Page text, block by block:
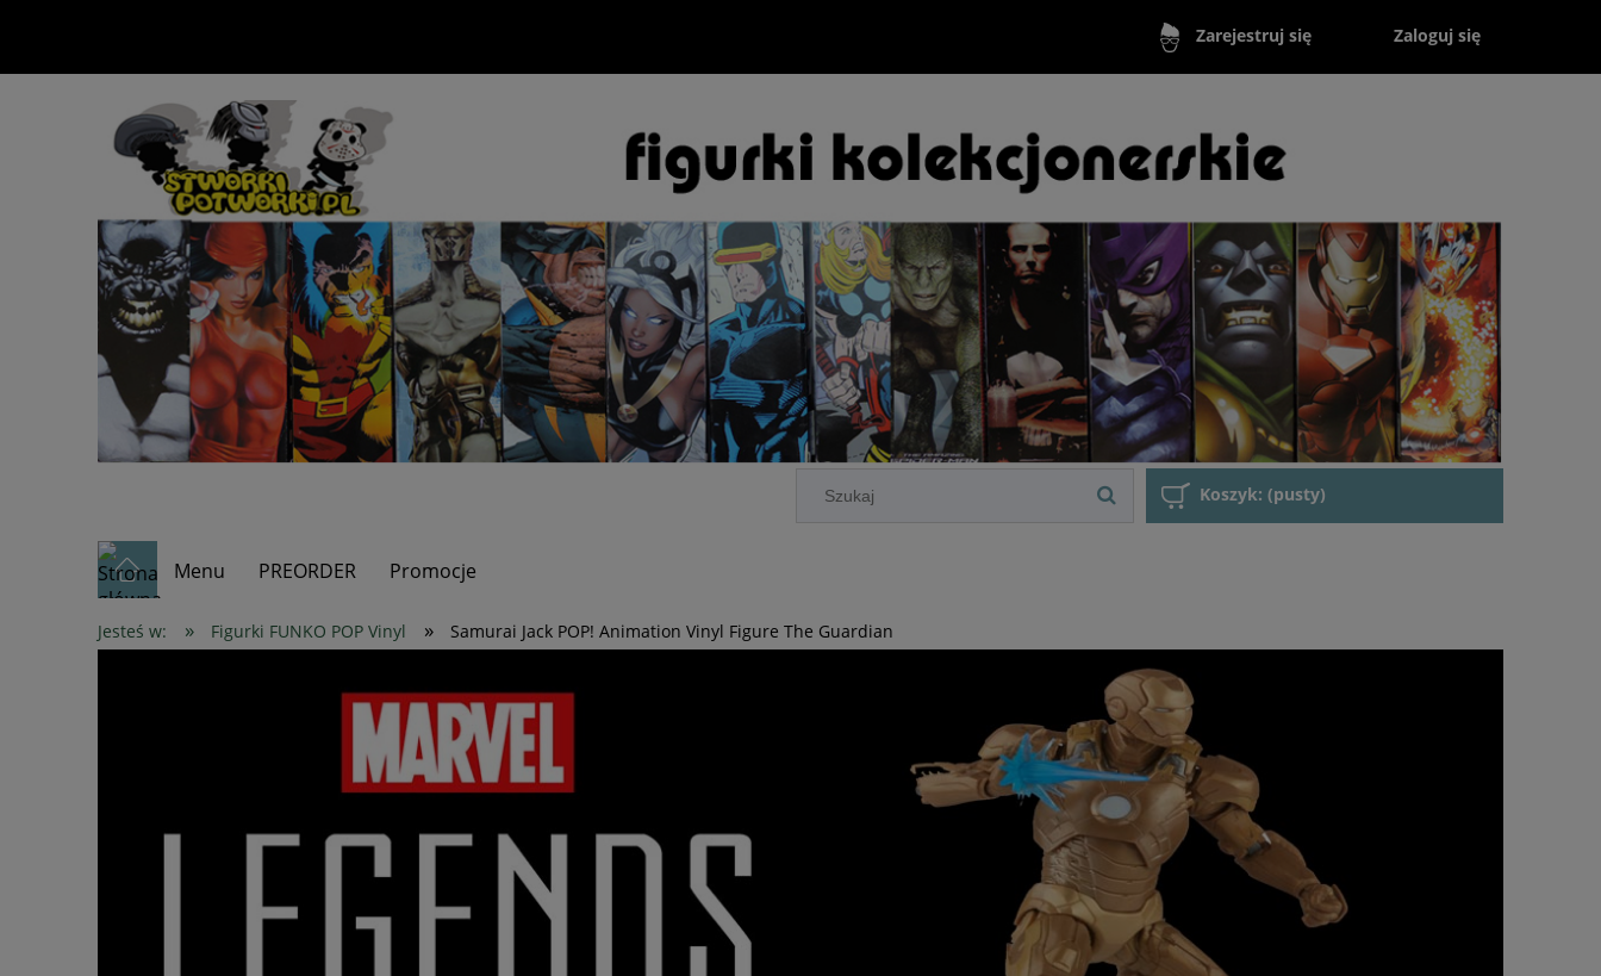
Zarejestruj się Zaloguj się
Koszyk: (pusty)
Menu PREORDER Promocje
Jesteś w: » Figurki FUNKO POP Vinyl » Samurai Jack POP! Animation Vinyl Figure The Guardian